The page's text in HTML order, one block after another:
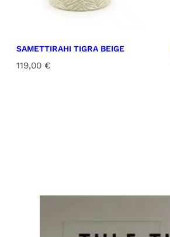
SAMETTIRAHI TIGRA BEIGE
119,00 €